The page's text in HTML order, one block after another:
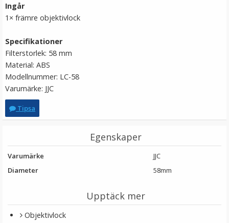
Ingår
1× främre objektivlock
Specifikationer
Filterstorlek: 58 mm
Material: ABS
Modellnummer: LC-58
Varumärke: JJC
Tipsa
Egenskaper
Varumärke
JJC
Diameter
58mm
Upptäck mer
Objektivlock